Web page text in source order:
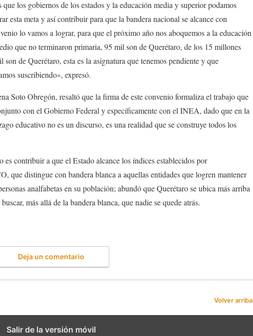
los gobiernos de los estados y la educación media y superior podamos
esta meta y así contribuir para que la bandera nacional se alcance con
lo vamos a lograr, para que el próximo año nos aboquemos a la educación
que no terminaron primaria, 95 mil son de Querétaro, de los 15 millones
de Querétaro, esta es la asignatura que tenemos pendiente y que
suscribiendo», expresó.
Soto Obregón, resaltó que la firma de este convenio formaliza el trabajo que
con el Gobierno Federal y específicamente con el INEA, dado que en la
educativo no es un discurso, es una realidad que se construye todos los
es contribuir a que el Estado alcance los índices establecidos por
que distingue con bandera blanca a aquellas entidades que logren mantener
analfabetas en su población; abundó que Querétaro se ubica más arriba
más allá de la bandera blanca, que nadie se quede atrás.
Deja un comentario
Volver arriba
Salir de la versión móvil